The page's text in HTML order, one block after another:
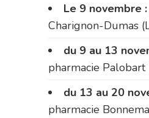
Le 9 novembre :
Charignon-Dumas
du 9 au 13
pharmacie Palobart
du 13 au 20
pharmacie